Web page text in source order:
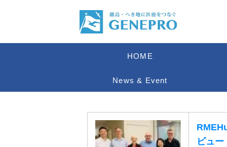
HOME
News & Event
ビュ